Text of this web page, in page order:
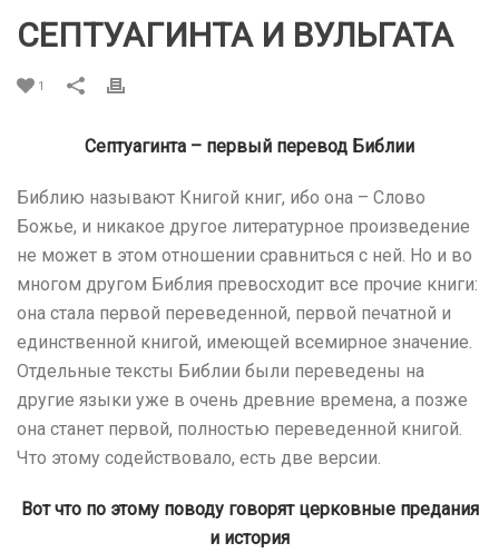
СЕПТУАГИНТА И ВУЛЬГАТА
1
Септуагинта – первый перевод Библии
Библию называют Книгой книг, ибо она – Слово
Божье, и никакое другое литературное произведение
не может в этом отношении сравниться с ней. Но и во
многом другом Библия превосходит все прочие книги:
она стала первой переведенной, первой печатной и
единственной книгой, имеющей всемирное значение.
Отдельные тексты Библии были переведены на
другие языки уже в очень древние времена, а позже
она станет первой, полностью переведенной книгой.
Что этому содействовало, есть две версии.
Вот что по этому поводу говорят церковные предания
и история